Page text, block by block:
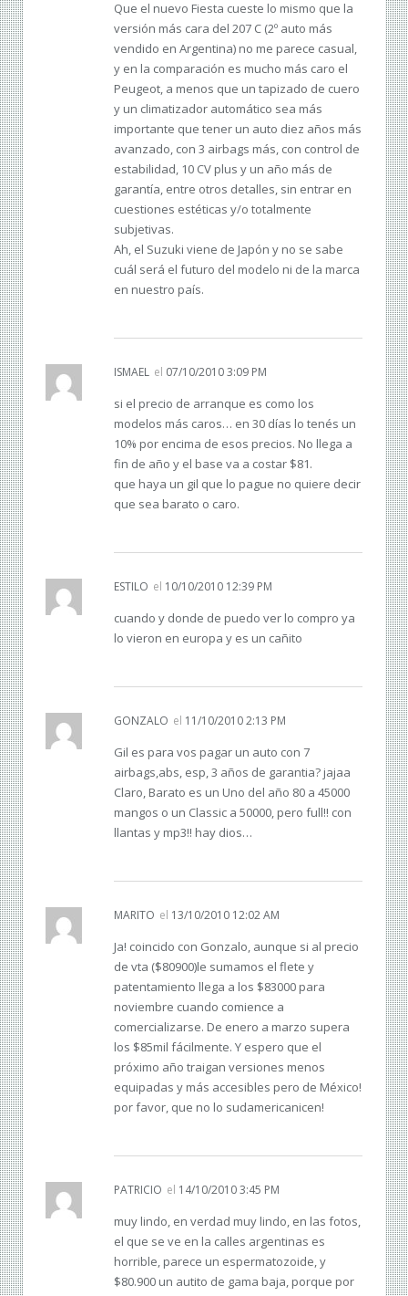
Que el nuevo Fiesta cueste lo mismo que la
versión más cara del 207 C (2º auto más
vendido en Argentina) no me parece casual,
y en la comparación es mucho más caro el
Peugeot, a menos que un tapizado de cuero
y un climatizador automático sea más
importante que tener un auto diez años más
avanzado, con 3 airbags más, con control de
estabilidad, 10 CV plus y un año más de
garantía, entre otros detalles, sin entrar en
cuestiones estéticas y/o totalmente
subjetivas.
Ah, el Suzuki viene de Japón y no se sabe
cuál será el futuro del modelo ni de la marca
en nuestro país.
ISMAEL el 07/10/2010 3:09 PM
si el precio de arranque es como los
modelos más caros… en 30 días lo tenés un
10% por encima de esos precios. No llega a
fin de año y el base va a costar $81.
que haya un gil que lo pague no quiere decir
que sea barato o caro.
ESTILO el 10/10/2010 12:39 PM
cuando y donde de puedo ver lo compro ya
lo vieron en europa y es un cañito
GONZALO el 11/10/2010 2:13 PM
Gil es para vos pagar un auto con 7
airbags,abs, esp, 3 años de garantia? jajaa
Claro, Barato es un Uno del año 80 a 45000
mangos o un Classic a 50000, pero full!! con
llantas y mp3!! hay dios…
MARITO el 13/10/2010 12:02 AM
Ja! coincido con Gonzalo, aunque si al precio
de vta ($80900)le sumamos el flete y
patentamiento llega a los $83000 para
noviembre cuando comience a
comercializarse. De enero a marzo supera
los $85mil fácilmente. Y espero que el
próximo año traigan versiones menos
equipadas y más accesibles pero de México!
por favor, que no lo sudamericanicen!
PATRICIO el 14/10/2010 3:45 PM
muy lindo, en verdad muy lindo, en las fotos,
el que se ve en la calles argentinas es
horrible, parece un espermatozoide, y
$80.900 un autito de gama baja, porque por